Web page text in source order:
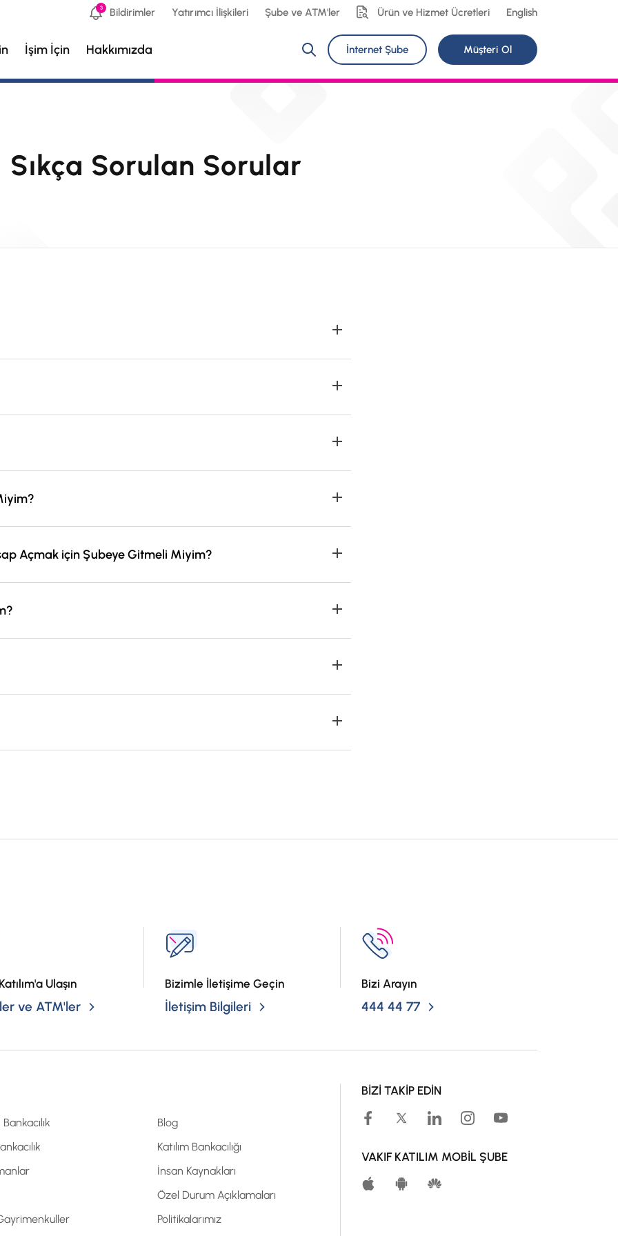
3 Bildirimler Yatırımcı İlişkileri Şube ve ATM'ler Ürün ve Hizmet Ücretleri English
İşim İçin Hakkımızda İnternet Şube Müşteri Ol
Sorulan Sorular
ücretsiz görüntüleyebilir veya görünmesini istemediğiniz
Açmak için Şubeye Gitmeli Miyim?
Vakıf Katılım İnternet ve Mobil Şube üzerinden hesap açabilirsiniz.
kadar, Vakıf Katılım ATM, İnternet ve Mobil Şube üzerinden 7/24
Ulaşın
ve ATM'ler
Bizimle İletişime Geçin
İletişim Bilgileri
Bizi Arayın
444 44 77
Blog
Katılım Bankacılığı
İnsan Kaynakları
Özel Durum Açıklamaları
Politikalarımız
BİZİ TAKİP EDİN
VAKIF KATILIM MOBİL ŞUBE